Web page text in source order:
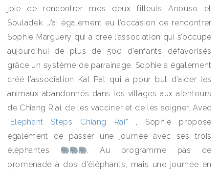
joie de rencontrer mes deux filleuls Anouso et
Souladek. J’ai également eu l’occasion de rencontrer
Sophie Marguery qui a créé l’association qui s’occupe
aujourd’hui de plus de 500 d’enfants défavorisés
grâce un système de parrainage. Sophie a également
créé l’association Kat Pat qui a pour but d’aider les
animaux abandonnés dans les villages aux alentours
de Chiang Riai, de les vacciner et de les soigner. Avec
“ Elephant Steps Chiang Rai” , Sophie propose
également de passer une journée avec ses trois
éléphantes
. Au programme pas de
promenade à dos d’éléphants, mais une journée en